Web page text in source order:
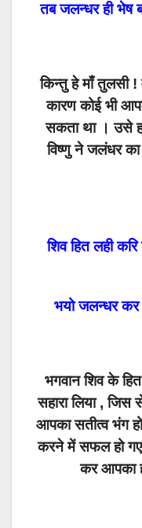
तब जलन्धर ही भेष
किन्तु हे माँ तुलसी
कारण कोई भी
सकता था । उसे
विष्णु ने जलंधर
शिव हित लही
भयो जलन्धर कर
भगवान शिव के
सहारा लिया , जिस
आपका सतीत्व भंग
करने में सफल हो
कर आपका